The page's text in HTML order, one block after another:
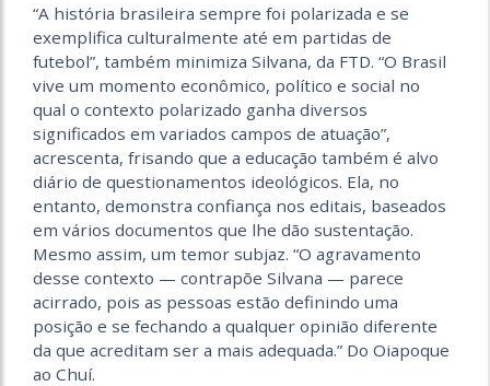
“A história brasileira sempre foi polarizada e se
exemplifica culturalmente até em partidas de
futebol”, também minimiza Silvana, da FTD. “O Brasil
vive um momento econômico, político e social no
qual o contexto polarizado ganha diversos
significados em variados campos de atuação”,
acrescenta, frisando que a educação também é alvo
diário de questionamentos ideológicos. Ela, no
entanto, demonstra confiança nos editais, baseados
em vários documentos que lhe dão sustentação.
Mesmo assim, um temor subjaz. “O agravamento
desse contexto — contrapõe Silvana — parece
acirrado, pois as pessoas estão definindo uma
posição e se fechando a qualquer opinião diferente
da que acreditam ser a mais adequada.” Do Oiapoque
ao Chuí.